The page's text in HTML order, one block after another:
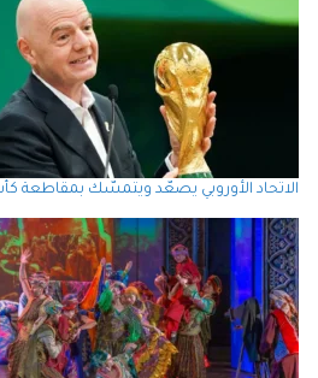
الاتحاد الأوروبي يصعّد ويتمسّك بمقاطعة